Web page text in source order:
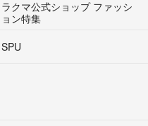
ラクマ公式ショップ ファッシ
ョン特集
SPU